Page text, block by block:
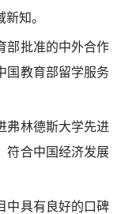
新知。
部批准的中外合作
国教育部留学服务
弗林德斯大学先进
符合中国经济发展
中具有良好的口碑